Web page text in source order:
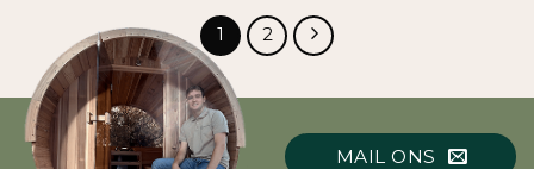
1 2
MAIL ONS